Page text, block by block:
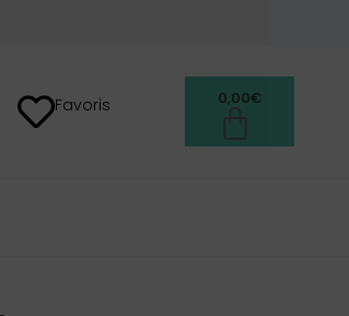
Favoris 0,00€